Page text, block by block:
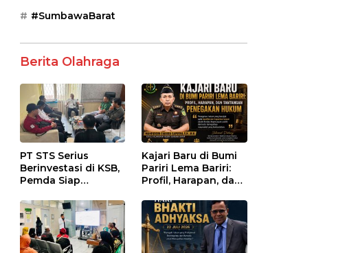
#SumbawaBarat
Berita Olahraga
PT STS Serius
Berinvestasi di KSB,
Pemda Siap
dan Pastikan
Kepatuhan Regulasi
Kajari Baru di Bumi
Pariri Lema Bariri:
Profil, Harapan, dan
Penegakan Hukum